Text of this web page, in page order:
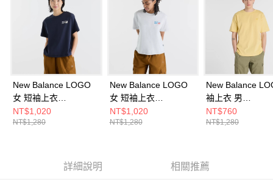
５．嚴禁一人註冊多個帳號或使用他人資訊註冊。若發現惡意使用之情形，
恩沛科技股份有限公司將有權停止該用戶之使用額度並採取法律行動。
New Balance LOGO
女 短袖上衣
WT62B7V2DNT-F
NT$1,020
NT$1,280
New Balance LOGO
女 短袖上衣
WT62B7V2AHH-F
NT$1,020
NT$1,280
New Balance
袖上衣 男
MT41533HAY-F
NT$760
NT$1,280
詳細說明 相關推薦